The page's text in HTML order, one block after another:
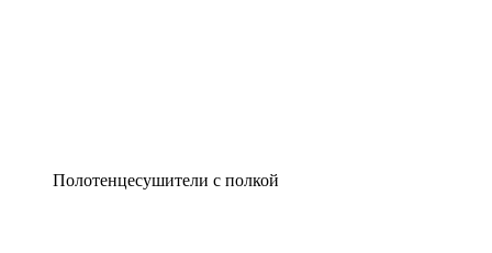
Полотенцесушители с полкой